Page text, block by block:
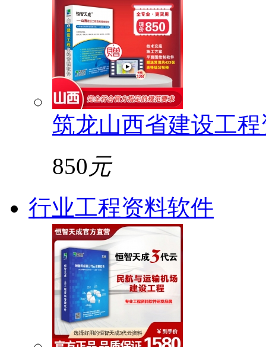
筑龙山西省建设工
850 元
行业工程资料软件